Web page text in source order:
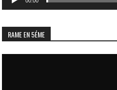
RAME EN 5ÉME